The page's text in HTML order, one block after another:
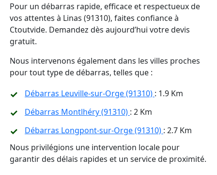
Pour un débarras rapide, efficace et respectueux de
vos attentes à Linas (91310), faites confiance à
Ctoutvide. Demandez dès aujourd’hui votre devis
gratuit.
Nous intervenons également dans les villes proches
pour tout type de débarras, telles que :
Débarras Leuville-sur-Orge (91310) : 1.9 Km
Débarras Montlhéry (91310) : 2 Km
Débarras Longpont-sur-Orge (91310) : 2.7 Km
Nous privilégions une intervention locale pour
garantir des délais rapides et un service de proximité.